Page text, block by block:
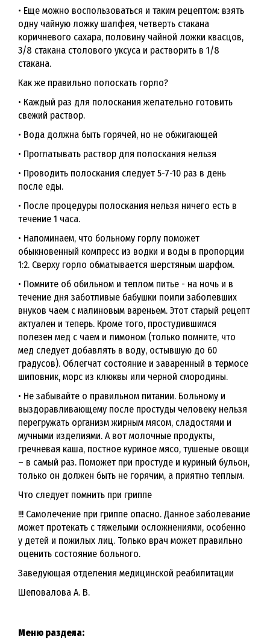
• Еще можно воспользоваться и таким рецептом: взять
одну чайную ложку шалфея, четверть стакана
коричневого сахара, половину чайной ложки квасцов,
3/8 стакана столового уксуса и растворить в 1/8
стакана.
Как же правильно полоскать горло?
• Каждый раз для полоскания желательно готовить
свежий раствор.
• Вода должна быть горячей, но не обжигающей
• Проглатывать раствор для полоскания нельзя
• Проводить полоскания следует 5-7-10 раз в день
после еды.
• После процедуры полоскания нельзя ничего есть в
течение 1 часа.
• Напоминаем, что больному горлу поможет
обыкновенный компресс из водки и воды в пропорции
1:2. Сверху горло обматывается шерстяным шарфом.
• Помните об обильном и теплом питье - на ночь и в
течение дня заботливые бабушки поили заболевших
внуков чаем с малиновым вареньем. Этот старый рецепт
актуален и теперь. Кроме того, простудившимся
полезен мед с чаем и лимоном (только помните, что
мед следует добавлять в воду, остывшую до 60
градусов). Облегчат состояние и заваренный в термосе
шиповник, морс из клюквы или черной смородины.
• Не забывайте о правильном питании. Больному и
выздоравливающему после простуды человеку нельзя
перегружать организм жирным мясом, сладостями и
мучными изделиями. А вот молочные продукты,
гречневая каша, постное куриное мясо, тушеные овощи
– в самый раз. Поможет при простуде и куриный бульон,
только он должен быть не горячим, а приятно теплым.
Что следует помнить при гриппе
!!! Самолечение при гриппе опасно. Данное заболевание
может протекать с тяжелыми осложнениями, особенно
у детей и пожилых лиц. Только врач может правильно
оценить состояние больного.
Заведующая отделения медицинской реабилитации
Шеповалова А. В.
Меню раздела: